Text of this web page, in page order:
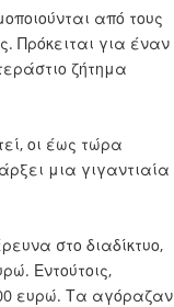
από τους
Πρόκειται για έναν
ζήτημα
οι έως τώρα
μια γιγαντιαία
στο διαδίκτυο,
Εντούτοις,
ευρώ. Τα αγόραζαν